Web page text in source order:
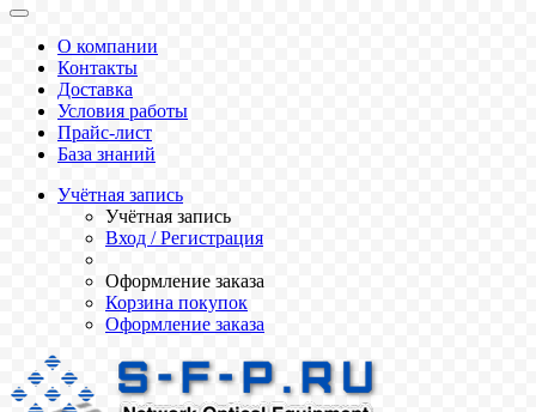
О компании
Контакты
Доставка
Условия работы
Прайс-лист
База знаний
Учётная запись
Учётная запись
Вход / Регистрация
Оформление заказа
Корзина покупок
Оформление заказа